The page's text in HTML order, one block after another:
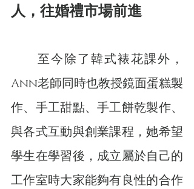
人，往婚禮市場前進
至今除了韓式裱花課外，
Ann老師同時也教授鏡面蛋糕製
作、手工甜點、手工餅乾製作、
與各式互動與創業課程，她希望
學生在學習後，成立屬於自己的
工作室時大家能夠有良性的合作